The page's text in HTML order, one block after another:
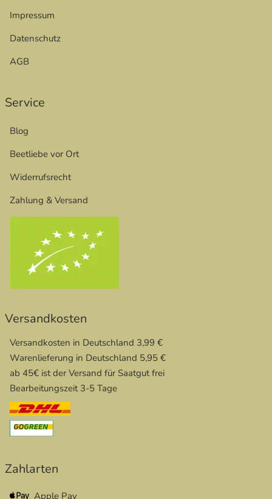
Impressum
Datenschutz
AGB
Service
Blog
Beetliebe vor Ort
Widerrufsrecht
Zahlung & Versand
Versandkosten
Versandkosten in Deutschland 3,99 €
Warenlieferung in Deutschland 5,95 €
ab 45€ ist der Versand für Saatgut frei
Bearbeitungszeit 3-5 Tage
Zahlarten
Apple Pay